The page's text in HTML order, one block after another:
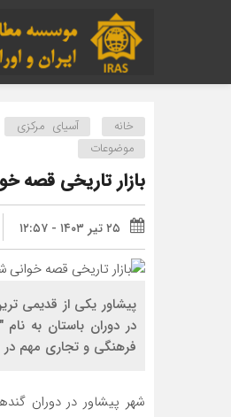
خانه آسیای مرکزی
موضوعات
بازار تاریخی قصه
۲۵ تیر ۱۴۰۳ - ۱۲:۵۷
فرهنگی و تجاری مهم در
شهر پیشاور در دوران